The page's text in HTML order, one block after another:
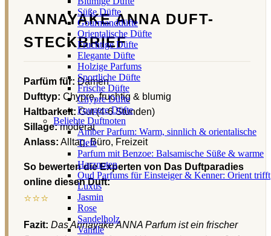
Süße Düfte
Gourmanddüfte
Orientalische Düfte
Fruchtige Düfte
Elegante Düfte
Holzige Parfums
Sportliche Düfte
Frische Düfte
Chypre Düfte
Fougere Düfte
Beliebte Duftnoten
Amber Parfum: Warm, sinnlich & orientalische
Tiefe
Parfum mit Benzoe: Balsamische Süße & warme
Harznoten
Oud Parfums für Einsteiger & Kenner: Orient trifft
Luxus
Jasmin
Rose
Sandelholz
Vanille
ANNAYAKE ANNA DUFT-
STECKBRIEF
Parfüm für: Damen
Dufttyp: Chypre, fruchtig & blumig
Haltbarkeit:Gut (4-6 Stunden)
Sillage:moderat
Anlass: Alltag, Büro, Freizeit
So bewerten die Experten von Das Duftparadies
online diesen Duft:
⭐⭐⭐
Fazit: Das Annayake ANNA Parfum ist ein frischer